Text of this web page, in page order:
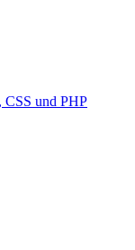
und PHP